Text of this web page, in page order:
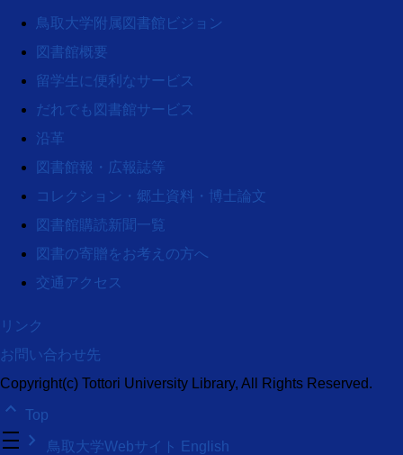
鳥取大学附属図書館ビジョン
図書館概要
留学生に便利なサービス
だれでも図書館サービス
沿革
図書館報・広報誌等
コレクション・郷土資料・博士論文
図書館購読新聞一覧
図書の寄贈をお考えの方へ
交通アクセス
リンク
お問い合わせ先
Copyright(c) Tottori University Library, All Rights Reserved.
keyboard_arrow_up Top
density_medium keyboard_arrow_right 鳥取大学Webサイト English